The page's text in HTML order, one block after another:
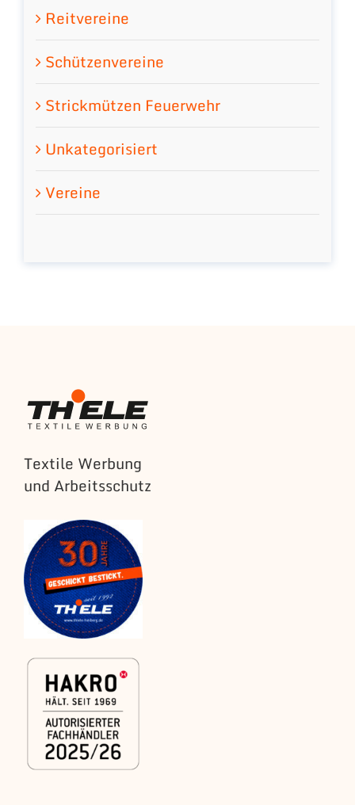
Reitvereine
Schützenvereine
Strickmützen Feuerwehr
Unkategorisiert
Vereine
Textile Werbung
und Arbeitsschutz